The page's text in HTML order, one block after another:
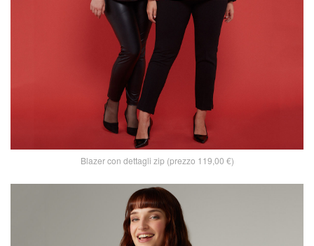
Blazer con dettagli zip (prezzo 119,00 €)